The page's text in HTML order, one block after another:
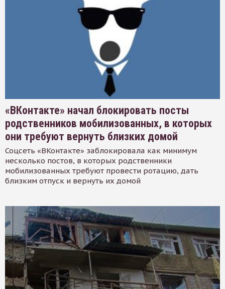
«ВКонтакте» начал блокировать посты
родственников мобилизованных, в которых
они требуют вернуть близких домой
Соцсеть «ВКонтакте» заблокировала как минимум
несколько постов, в которых родственники
мобилизованных требуют провести ротацию, дать
близким отпуск и вернуть их домой